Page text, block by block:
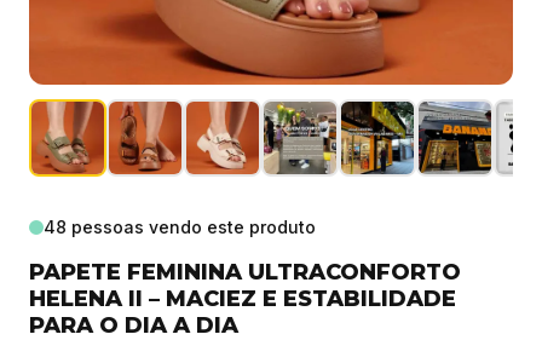
48 pessoas vendo este produto
PAPETE FEMININA ULTRACONFORTO
HELENA II – MACIEZ E ESTABILIDADE
PARA O DIA A DIA